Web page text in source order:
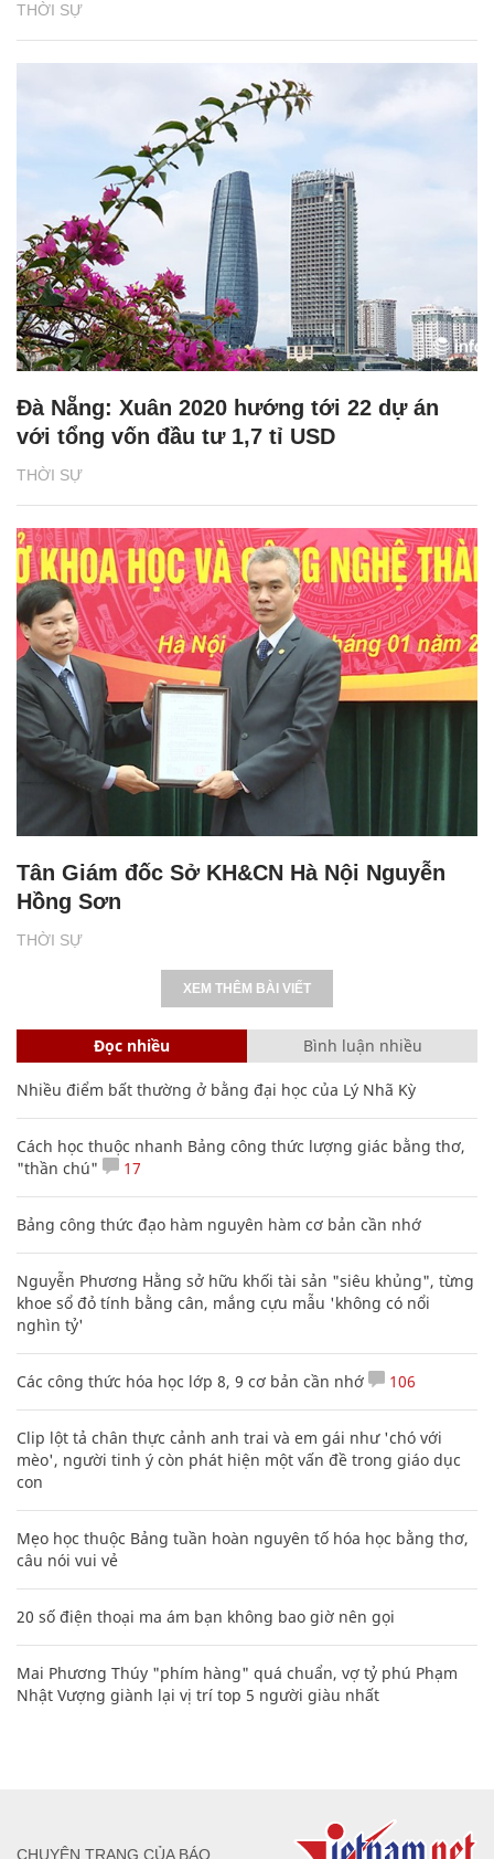
THỜI SỰ
THỜI SỰ
Đà Nẵng: Xuân 2020 hướng tới 22 dự án
với tổng vốn đầu tư 1,7 tỉ USD
THỜI SỰ
Tân Giám đốc Sở KH&CN Hà Nội Nguyễn
Hồng Sơn
XEM THÊM BÀI VIẾT
Đọc nhiều Bình luận nhiều
Nhiều điểm bất thường ở bằng đại học của Lý Nhã Kỳ
Cách học thuộc nhanh Bảng công thức lượng giác bằng thơ,
"thần chú"
17
Bảng công thức đạo hàm nguyên hàm cơ bản cần nhớ
Nguyễn Phương Hằng sở hữu khối tài sản "siêu khủng", từng
khoe sổ đỏ tính bằng cân, mắng cựu mẫu 'không có nổi
nghìn tỷ'
Các công thức hóa học lớp 8, 9 cơ bản cần nhớ 106
Clip lột tả chân thực cảnh anh trai và em gái như 'chó với
mèo', người tinh ý còn phát hiện một vấn đề trong giáo dục
con
Mẹo học thuộc Bảng tuần hoàn nguyên tố hóa học bằng thơ,
câu nói vui vẻ
20 số điện thoại ma ám bạn không bao giờ nên gọi
Mai Phương Thúy "phím hàng" quá chuẩn, vợ tỷ phú Phạm
Nhật Vượng giành lại vị trí top 5 người giàu nhất
CHUYÊN TRANG CỦA BÁO